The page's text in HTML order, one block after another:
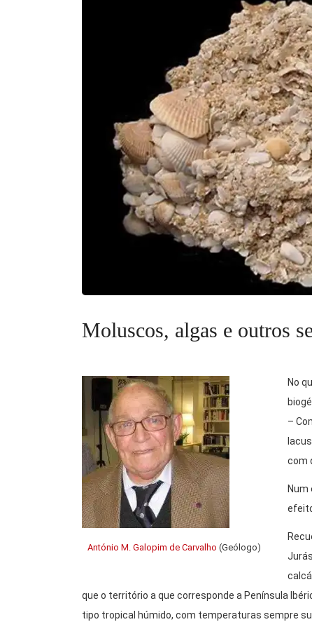
Moluscos, algas e outros
António M. Galopim de Carvalho (Geólogo)
No
–
com
que o território a que corresponde a Península
tipo tropical húmido, com temperaturas sempre